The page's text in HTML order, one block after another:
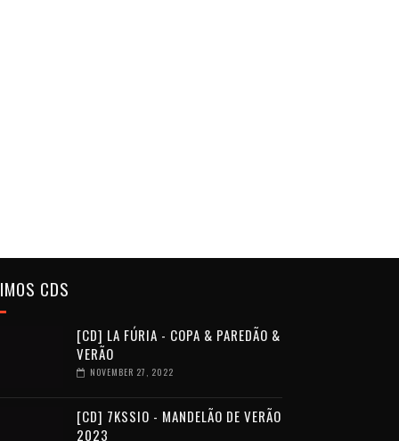
CDS
[CD] LA FÚRIA - COPA & PAREDÃO &
VERÃO
NOVEMBER 27, 2022
[CD] 7KSSIO - MANDELÃO DE VERÃO
2023